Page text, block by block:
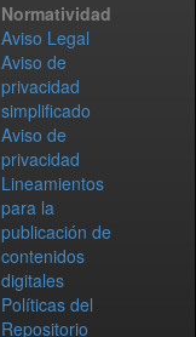
Normatividad
Aviso Legal
Aviso de
privacidad
simplificado
Aviso de
privacidad
Lineamientos
para la
publicación de
contenidos
digitales
Políticas del
Repositorio